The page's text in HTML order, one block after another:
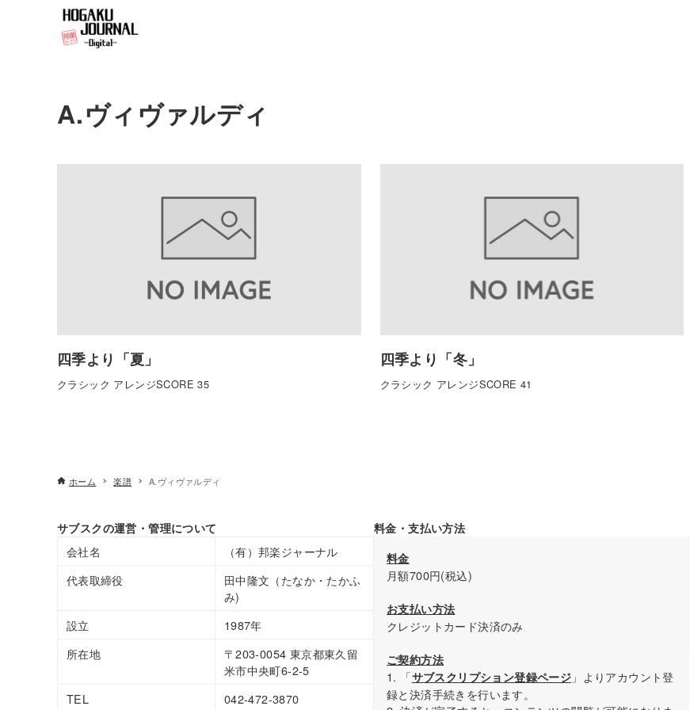
A.ヴィヴァルディ
四季より「夏」
クラシック アレンジSCORE 35
四季より「冬」
クラシック アレンジSCORE 41
ホーム 楽譜 A.ヴィヴァルディ
サブスクの運営・管理について
会社名
（有）邦楽ジャーナル
代表取締役
田中隆文（たなか・たかふ
み)
設立
1987年
所在地
〒203-0054 東京都東久留
米市中央町6-2-5
TEL
042-472-3870
料金・支払い方法
料金
月額700円(税込)
お支払い方法
クレジットカード決済のみ
ご契約方法
1. 「サブスクリプション登録ページ 」よりアカウント登
録と決済手続きを行います。